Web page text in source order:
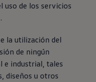
uso de los servicios
la utilización del
de ningún
e industrial, tales
diseños u otros